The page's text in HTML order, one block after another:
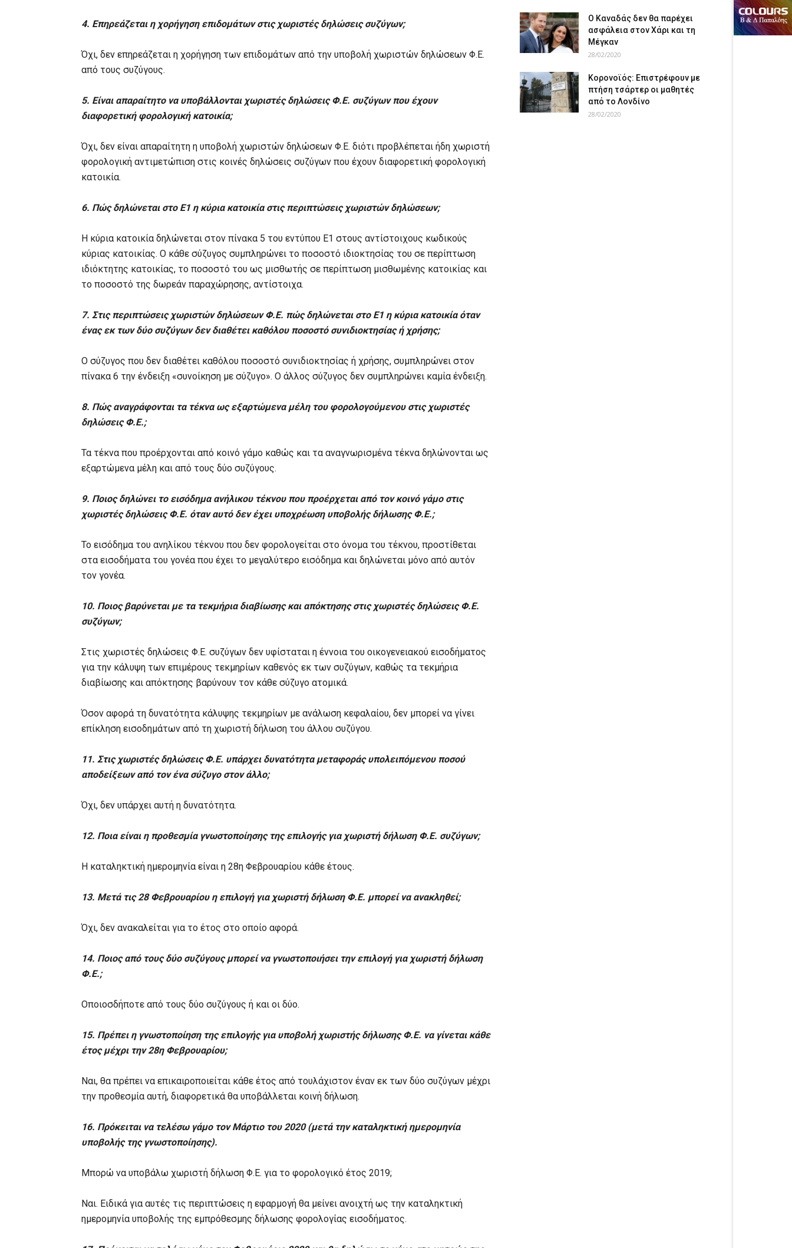
4. Επηρεάζεται η χορήγηση επιδομάτων στις χωριστές δηλώσεις συζύγων;
Όχι, δεν επηρεάζεται η χορήγηση των επιδομάτων από την υποβολή χωριστών δηλώσεων Φ.Ε.
από τους συζύγους.
5. Είναι απαραίτητο να υποβάλλονται χωριστές δηλώσεις Φ.Ε. συζύγων που έχουν
διαφορετική φορολογική κατοικία;
Όχι, δεν είναι απαραίτητη η υποβολή χωριστών δηλώσεων Φ.Ε. διότι προβλέπεται ήδη χωριστή
φορολογική αντιμετώπιση στις κοινές δηλώσεις συζύγων που έχουν διαφορετική φορολογική
κατοικία.
6. Πώς δηλώνεται στο Ε1 η κύρια κατοικία στις περιπτώσεις χωριστών δηλώσεων;
Η κύρια κατοικία δηλώνεται στον πίνακα 5 του εντύπου Ε1 στους αντίστοιχους κωδικούς
κύριας κατοικίας. Ο κάθε σύζυγος συμπληρώνει το ποσοστό ιδιοκτησίας του σε περίπτωση
ιδιόκτητης κατοικίας, το ποσοστό του ως μισθωτής σε περίπτωση μισθωμένης κατοικίας και
το ποσοστό της δωρεάν παραχώρησης, αντίστοιχα.
7. Στις περιπτώσεις χωριστών δηλώσεων Φ.Ε. πώς δηλώνεται στο Ε1 η κύρια κατοικία όταν
ένας εκ των δύο συζύγων δεν διαθέτει καθόλου ποσοστό συνιδιοκτησίας ή χρήσης;
Ο σύζυγος που δεν διαθέτει καθόλου ποσοστό συνιδιοκτησίας ή χρήσης, συμπληρώνει στον
πίνακα 6 την ένδειξη «συνοίκηση με σύζυγο». Ο άλλος σύζυγος δεν συμπληρώνει καμία ένδειξη.
8. Πώς αναγράφονται τα τέκνα ως εξαρτώμενα μέλη του φορολογούμενου στις χωριστές
δηλώσεις Φ.Ε.;
Τα τέκνα που προέρχονται από κοινό γάμο καθώς και τα αναγνωρισμένα τέκνα δηλώνονται ως
εξαρτώμενα μέλη και από τους δύο συζύγους.
9. Ποιος δηλώνει το εισόδημα ανήλικου τέκνου που προέρχεται από τον κοινό γάμο στις
χωριστές δηλώσεις Φ.Ε. όταν αυτό δεν έχει υποχρέωση υποβολής δήλωσης Φ.Ε.;
Το εισόδημα του ανηλίκου τέκνου που δεν φορολογείται στο όνομα του τέκνου, προστίθεται
στα εισοδήματα του γονέα που έχει το μεγαλύτερο εισόδημα και δηλώνεται μόνο από αυτόν
τον γονέα.
10. Ποιος βαρύνεται με τα τεκμήρια διαβίωσης και απόκτησης στις χωριστές δηλώσεις Φ.Ε.
συζύγων;
Στις χωριστές δηλώσεις Φ.Ε. συζύγων δεν υφίσταται η έννοια του οικογενειακού εισοδήματος
για την κάλυψη των επιμέρους τεκμηρίων καθενός εκ των συζύγων, καθώς τα τεκμήρια
διαβίωσης και απόκτησης βαρύνουν τον κάθε σύζυγο ατομικά.
Όσον αφορά τη δυνατότητα κάλυψης τεκμηρίων με ανάλωση κεφαλαίου, δεν μπορεί να γίνει
επίκληση εισοδημάτων από τη χωριστή δήλωση του άλλου συζύγου.
11. Στις χωριστές δηλώσεις Φ.Ε. υπάρχει δυνατότητα μεταφοράς υπολειπόμενου ποσού
αποδείξεων από τον ένα σύζυγο στον άλλο;
Όχι, δεν υπάρχει αυτή η δυνατότητα.
12. Ποια είναι η προθεσμία γνωστοποίησης της επιλογής για χωριστή δήλωση Φ.Ε. συζύγων;
Η καταληκτική ημερομηνία είναι η 28η Φεβρουαρίου κάθε έτους.
13. Μετά τις 28 Φεβρουαρίου η επιλογή για χωριστή δήλωση Φ.Ε. μπορεί να ανακληθεί;
Όχι, δεν ανακαλείται για το έτος στο οποίο αφορά.
14. Ποιος από τους δύο συζύγους μπορεί να γνωστοποιήσει την επιλογή για χωριστή δήλωση
Φ.Ε.;
Οποιοσδήποτε από τους δύο συζύγους ή και οι δύο.
15. Πρέπει η γνωστοποίηση της επιλογής για υποβολή χωριστής δήλωσης Φ.Ε. να γίνεται κάθε
έτος μέχρι την 28η Φεβρουαρίου;
Ναι, θα πρέπει να επικαιροποιείται κάθε έτος από τουλάχιστον έναν εκ των δύο συζύγων μέχρι
την προθεσμία αυτή, διαφορετικά θα υποβάλλεται κοινή δήλωση.
16. Πρόκειται να τελέσω γάμο τον Μάρτιο του 2020 (μετά την καταληκτική ημερομηνία
υποβολής της γνωστοποίησης).
Μπορώ να υποβάλω χωριστή δήλωση Φ.Ε. για το φορολογικό έτος 2019;
Ναι. Ειδικά για αυτές τις περιπτώσεις η εφαρμογή θα μείνει ανοιχτή ως την καταληκτική
ημερομηνία υποβολής της εμπρόθεσμης δήλωσης φορολογίας εισοδήματος.
Ο Καναδάς δεν θα παρέχει
ασφάλεια στον Χάρι και τη
Μέγκαν
28/02/2020
Κορονοϊός: Επιστρέφουν με
πτήση τσάρτερ οι μαθητές
από το Λονδίνο
28/02/2020